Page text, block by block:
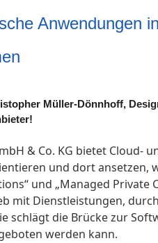
Anwendungen
Müller-Dönnhoff,
& Co. KG bietet
und dort ansetzen,
und „Managed
mit Dienstleistungen,
schlägt die Brücke zur
werden kann.